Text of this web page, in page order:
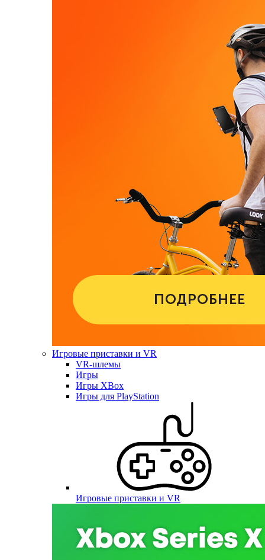
Игровые приставки и VR
VR-шлемы
Игры
Игры XBox
Игры для PlayStation
Игровые приставки и VR